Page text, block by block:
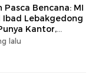
Pasca Bencana: MI
Ibad Lebakgedong
Kantor,
Meja-Kursi
lalu